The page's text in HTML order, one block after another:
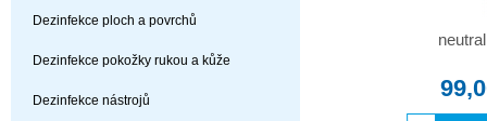
Dezinfekce ploch a povrchů
Dezinfekce pokožky rukou a kůže
Dezinfekce nástrojů